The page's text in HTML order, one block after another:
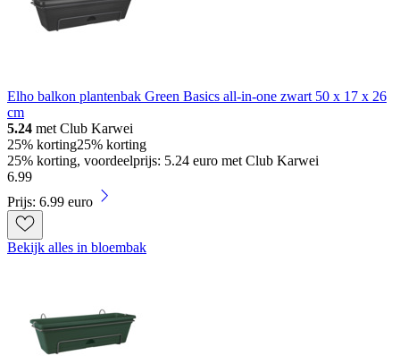
Elho balkon plantenbak Green Basics all-in-one zwart 50 x 17 x 26
cm
5.24 met Club Karwei
25% korting25% korting
25% korting, voordeelprijs: 5.24 euro met Club Karwei
6.99
Prijs: 6.99 euro
Bekijk alles in bloembak